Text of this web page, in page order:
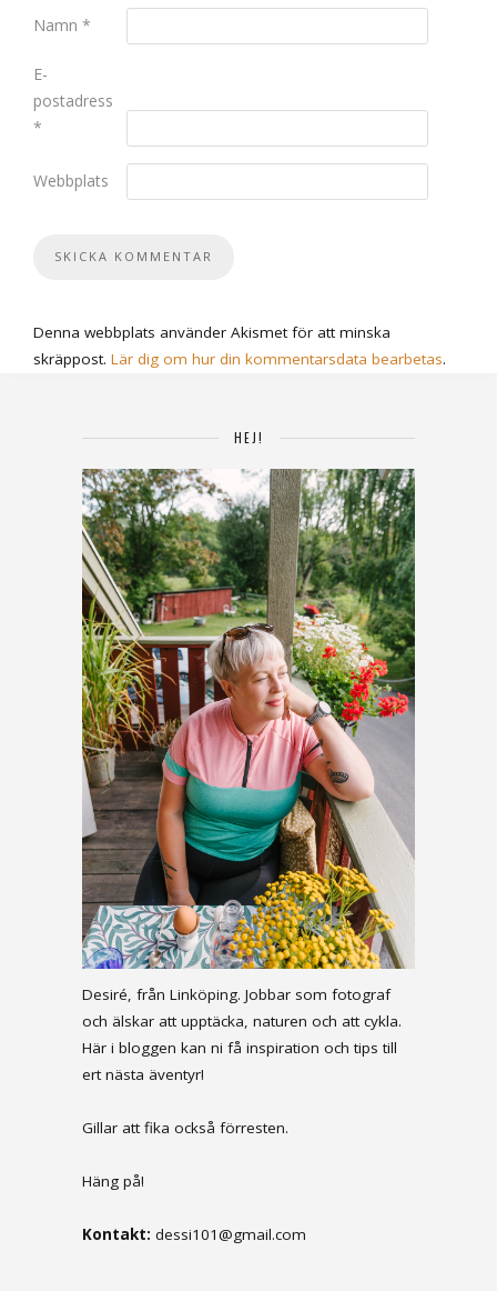
Namn *
E-
postadress
*
Webbplats
Denna webbplats använder Akismet för att minska
skräppost. Lär dig om hur din kommentarsdata bearbetas.
HEJ!
Desiré, från Linköping. Jobbar som fotograf
och älskar att upptäcka, naturen och att cykla.
Här i bloggen kan ni få inspiration och tips till
ert nästa äventyr!
Gillar att fika också förresten.
Häng på!
Kontakt: dessi101@gmail.com